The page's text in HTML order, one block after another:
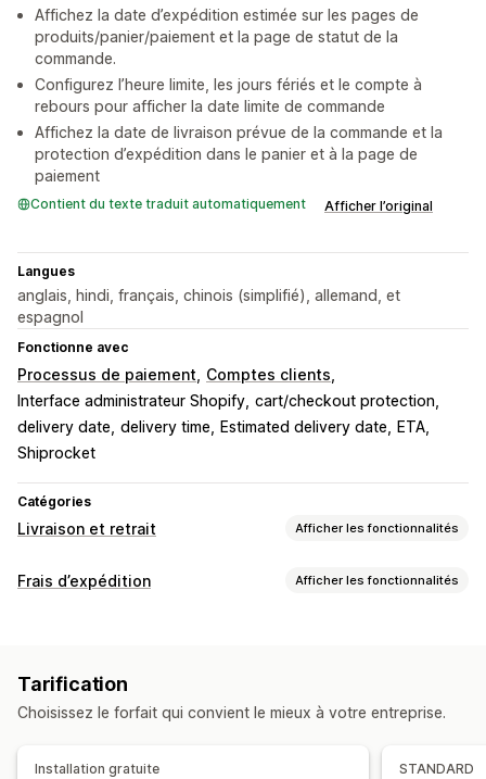
Affichez la date d’expédition estimée sur les pages de
produits/panier/paiement et la page de statut de la
commande.
Configurez l’heure limite, les jours fériés et le compte à
rebours pour afficher la date limite de commande
Affichez la date de livraison prévue de la commande et la
protection d’expédition dans le panier et à la page de
paiement
Contient du texte traduit automatiquement Afficher l’original
Langues
anglais, hindi, français, chinois (simplifié), allemand, et
espagnol
Fonctionne avec
Processus de paiement Comptes clients
Interface administrateur Shopify cart/checkout protection
delivery date delivery time Estimated delivery date
ETA
Shiprocket
Catégories
Livraison et retrait Afficher les fonctionnalités
Options de livraison
Suivi en temps réel
Frais d’expédition Afficher les fonctionnalités
Code postal Multi-zone
Tarification
Choisissez le forfait qui convient le mieux à votre entreprise.
Installation gratuite STANDARD